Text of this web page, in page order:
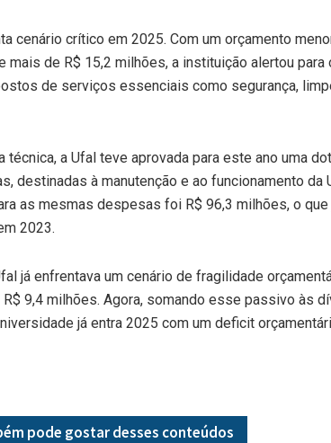
cenário crítico em 2025. Com um orçamento
mais de R$ 15,2 milhões, a instituição alertou
de serviços essenciais como segurança,
técnica, a Ufal teve aprovada para este ano uma
destinadas à manutenção e ao funcionamento da
as mesmas despesas foi R$ 96,3 milhões, o
2023.
já enfrentava um cenário de fragilidade
R$ 9,4 milhões. Agora, somando esse passivo às
já entra 2025 com um deficit
pode gostar desses conteúdos